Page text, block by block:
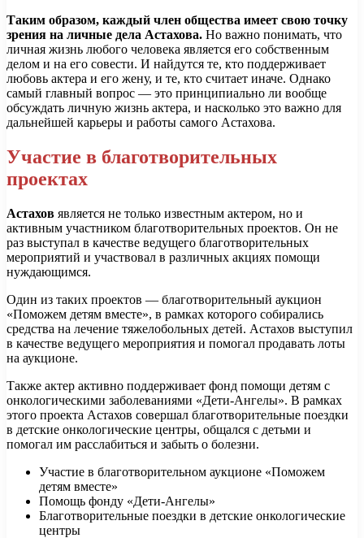
Таким образом, каждый член общества имеет свою точку
зрения на личные дела Астахова. Но важно понимать, что
личная жизнь любого человека является его собственным
делом и на его совести. И найдутся те, кто поддерживает
любовь актера и его жену, и те, кто считает иначе. Однако
самый главный вопрос — это принципиально ли вообще
обсуждать личную жизнь актера, и насколько это важно для
дальнейшей карьеры и работы самого Астахова.
Участие в благотворительных
проектах
Астахов является не только известным актером, но и
активным участником благотворительных проектов. Он не
раз выступал в качестве ведущего благотворительных
мероприятий и участвовал в различных акциях помощи
нуждающимся.
Один из таких проектов — благотворительный аукцион
«Поможем детям вместе», в рамках которого собирались
средства на лечение тяжелобольных детей. Астахов выступил
в качестве ведущего мероприятия и помогал продавать лоты
на аукционе.
Также актер активно поддерживает фонд помощи детям с
онкологическими заболеваниями «Дети-Ангелы». В рамках
этого проекта Астахов совершал благотворительные поездки
в детские онкологические центры, общался с детьми и
помогал им расслабиться и забыть о болезни.
Участие в благотворительном аукционе «Поможем
детям вместе»
Помощь фонду «Дети-Ангелы»
Благотворительные поездки в детские онкологические
центры